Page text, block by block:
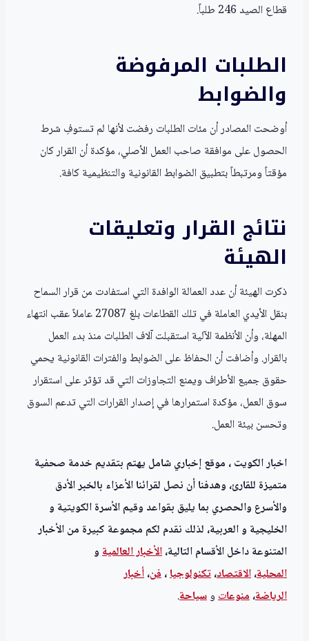
قطاع الصيد 246 طلباً.
الطلبات المرفوضة
والضوابط
أوضحت المصادر أن مئات الطلبات رفضت لأنها لم تستوفِ شرط
الحصول على موافقة صاحب العمل الأصلي، مؤكدة أن القرار كان
مؤقتاً ومرتبطاً بتطبيق الضوابط القانونية والتنظيمية كافة.
نتائج القرار وتعليقات
الهيئة
ذكرت الهيئة أن عدد العمالة الوافدة التي استفادت من قرار السماح
بنقل الأيدي العاملة في تلك القطاعات بلغ 27087 عاملاً عقب انتهاء
المهلة، وأن الأنظمة الآلية استقبلت آلاف الطلبات منذ بدء العمل
بالقرار. وأضافت أن الحفاظ على الضوابط والفترات القانونية يحمي
حقوق جميع الأطراف ويمنع التجاوزات التي قد تؤثر على استقرار
سوق العمل، مؤكدة استمرارها في إصدار القرارات التي تدعم السوق
وتحسن بيئة العمل.
اخبار الكويت ، موقع إخباري شامل يهتم بتقديم خدمة صحفية
متميزة للقارئ، وهدفنا أن نصل لقرائنا الأعزاء بالخبر الأدق
والأسرع والحصري بما يليق بقواعد وقيم الأسرة الكويتية و
الخليجية و العربية، لذلك نقدم لكم مجموعة كبيرة من الأخبار
المتنوعة داخل الأقسام التالية،الأخبار العالميةو
المحلية،الاقتصاد،تكنولوجيا،فن،أخبار
الرياضة،منوعاتوسياحة.